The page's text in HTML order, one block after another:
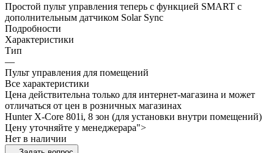
Простой пульт управления теперь с функцией SMART с
дополнительным датчиком Solar Sync
Подробности
Характеристики
Тип
—
Пульт управления для помещений
Все характеристики
Цена действительна только для интернет-магазина и может
отличаться от цен в розничных магазинах
Hunter X-Core 801i, 8 зон (для установки внутри помещений)
Цену уточняйте у менеджерара">
Нет в наличии